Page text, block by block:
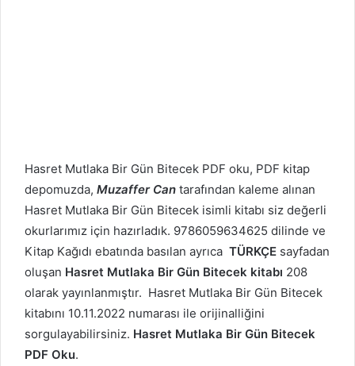
Hasret Mutlaka Bir Gün Bitecek PDF oku, PDF kitap
depomuzda, Muzaffer Can tarafından kaleme alınan
Hasret Mutlaka Bir Gün Bitecek isimli kitabı siz değerli
okurlarımız için hazırladık. 9786059634625 dilinde ve
Kitap Kağıdı ebatında basılan ayrıca TÜRKÇE sayfadan
oluşan Hasret Mutlaka Bir Gün Bitecek kitabı 208
olarak yayınlanmıştır. Hasret Mutlaka Bir Gün Bitecek
kitabını 10.11.2022 numarası ile orijinalliğini
sorgulayabilirsiniz. Hasret Mutlaka Bir Gün Bitecek
PDF Oku.